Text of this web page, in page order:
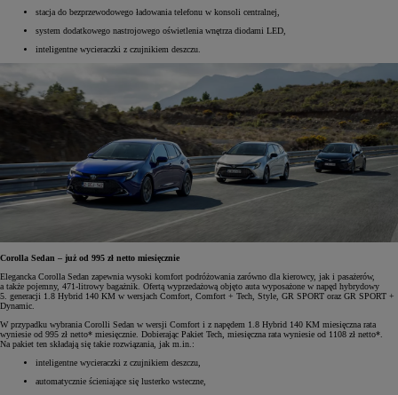
stacja do bezprzewodowego ładowania telefonu w konsoli centralnej,
system dodatkowego nastrojowego oświetlenia wnętrza diodami LED,
inteligentne wycieraczki z czujnikiem deszczu.
Corolla Sedan – już od 995 zł netto miesięcznie
Elegancka Corolla Sedan zapewnia wysoki komfort podróżowania zarówno dla kierowcy, jak i pasażerów,
a także pojemny, 471-litrowy bagażnik. Ofertą wyprzedażową objęto auta wyposażone w napęd hybrydowy
5. generacji 1.8 Hybrid 140 KM w wersjach Comfort, Comfort + Tech, Style, GR SPORT oraz GR SPORT +
Dynamic.
W przypadku wybrania Corolli Sedan w wersji Comfort i z napędem 1.8 Hybrid 140 KM miesięczna rata
wyniesie od 995 zł netto* miesięcznie. Dobierając Pakiet Tech, miesięczna rata wyniesie od 1108 zł netto*.
Na pakiet ten składają się takie rozwiązania, jak m.in.:
inteligentne wycieraczki z czujnikiem deszczu,
automatycznie ścieniające się lusterko wsteczne,